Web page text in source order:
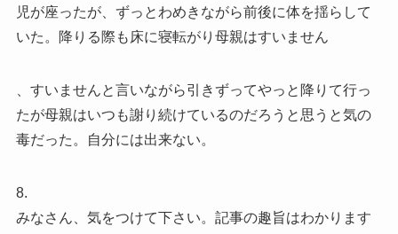
児が座ったが、ずっとわめきながら前後に体を揺らして
いた。降りる際も床に寝転がり母親はすいません
、すいませんと言いながら引きずってやっと降りて行っ
たが母親はいつも謝り続けているのだろうと思うと気の
毒だった。自分には出来ない。
8.
みなさん、気をつけて下さい。記事の趣旨はわかります